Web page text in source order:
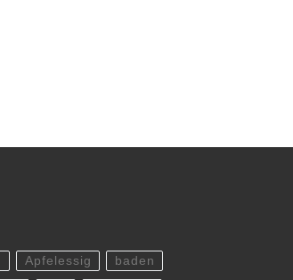
Apfelessig baden